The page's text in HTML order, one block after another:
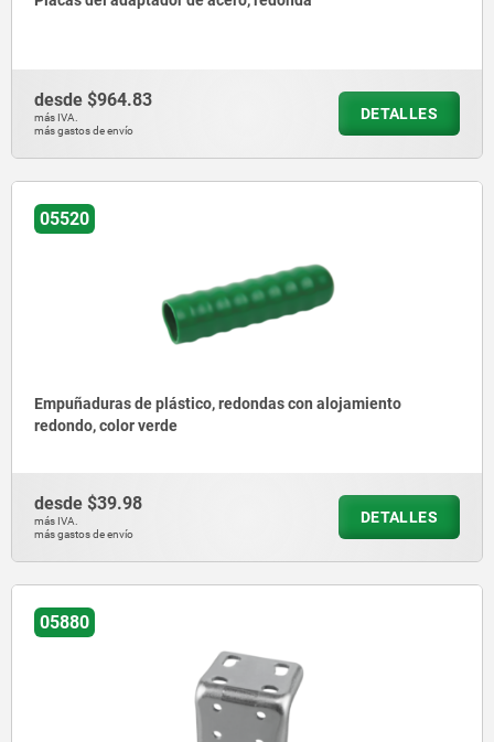
desde $964.83
más IVA.
más gastos de envío
DETALLES
05520
Empuñaduras de plástico, redondas con alojamiento
redondo, color verde
desde $39.98
más IVA.
más gastos de envío
DETALLES
05880